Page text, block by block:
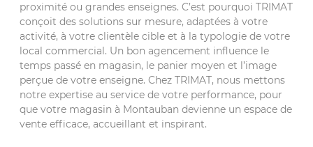
proximité ou grandes enseignes. C’est pourquoi TRIMAT
conçoit des solutions sur mesure, adaptées à votre
activité, à votre clientèle cible et à la typologie de votre
local commercial. Un bon agencement influence le
temps passé en magasin, le panier moyen et l’image
perçue de votre enseigne. Chez TRIMAT, nous mettons
notre expertise au service de votre performance, pour
que votre magasin à Montauban devienne un espace de
vente efficace, accueillant et inspirant.